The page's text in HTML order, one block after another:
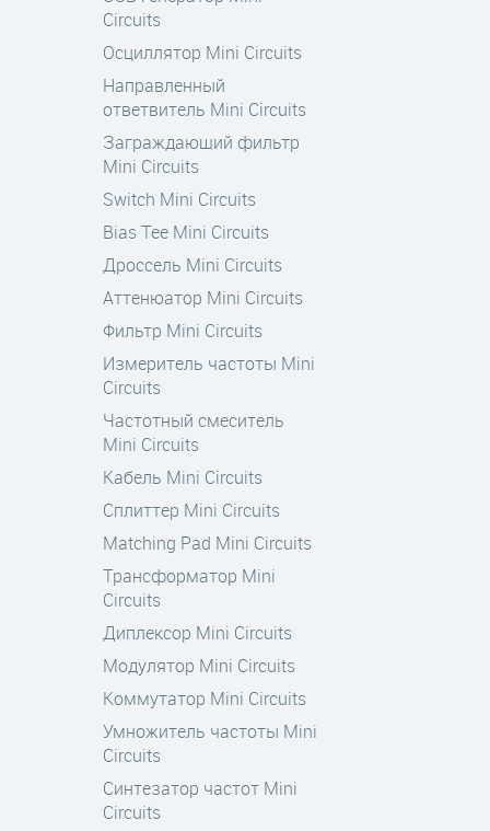
Circuits
Осциллятор Mini Circuits
Направленный
ответвитель Mini Circuits
Заграждающий фильтр
Mini Circuits
Switch Mini Circuits
Bias Tee Mini Circuits
Дроссель Mini Circuits
Aттенюатор Mini Circuits
Фильтр Mini Circuits
Измеритель частоты Mini
Circuits
Частотный смеситель
Mini Circuits
Кабель Mini Circuits
Cплиттер Mini Circuits
Matching Pad Mini Circuits
Трансформатор Mini
Circuits
Диплексoр Mini Circuits
Модулятор Mini Circuits
Коммутатор Mini Circuits
Умножитель частоты Mini
Circuits
Cинтезатор частот Mini
Circuits